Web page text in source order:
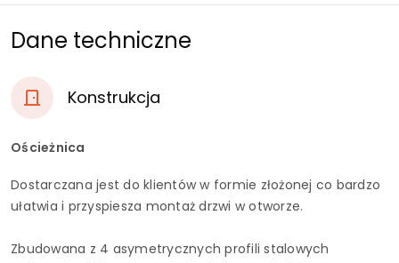
Dane techniczne
Konstrukcja
Ościeżnica
Dostarczana jest do klientów w formie złożonej co bardzo
ułatwia i przyspiesza montaż drzwi w otworze.
Zbudowana z 4 asymetrycznych profili stalowych